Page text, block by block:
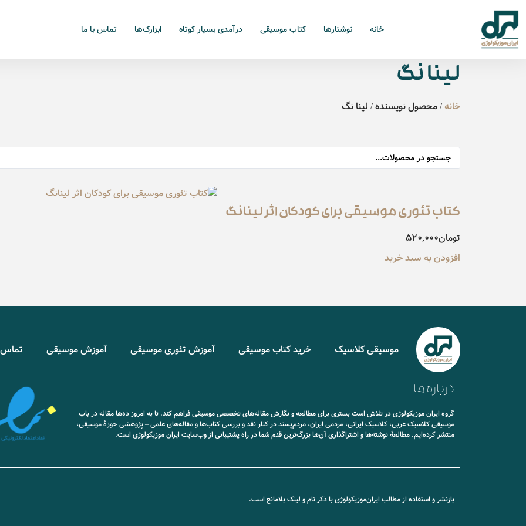
خانه نوشتارها کتاب موسیقی درآمدی بسیار کوتاه ابزارک‌ها تماس با ما
لینا نگ
خانه/ محصول نویسنده / لینا نگ
کتاب تئوری موسیقی برای کودکان اثر لینانگ
تومان520,000
افزودن به سبد خرید
موسیقی کلاسیک خرید کتاب موسیقی آموزش تئوری موسیقی آموزش موسیقی تماس
درباره ما
گروه ایران موزیکولوژی در تلاش است بستری برای مطالعه و نگارش مقاله‌های تخصصی موسیقی فراهم کند. تا به امروز ده‌ها مقاله در باب
موسیقی کلاسیک غربی، کلاسیک ایرانی، مردمی ایران، مردم‌پسند در کنار نقد و بررسی کتاب‌ها و مقاله‌های علمی – پژوهشی حوزۀ موسیقی،
منتشر کرده‌ایم. مطالعۀ نوشته‌ها و اشتراگذاری آن‌ها بزرگ‌ترین قدم شما در راه پشتیبانی از وب‌سایت ایران موزیکولوژی است.
بازنشر و استفاده از مطالب ایران‌موزیکولوژی با ذکر نام و لینک بلامانع است.